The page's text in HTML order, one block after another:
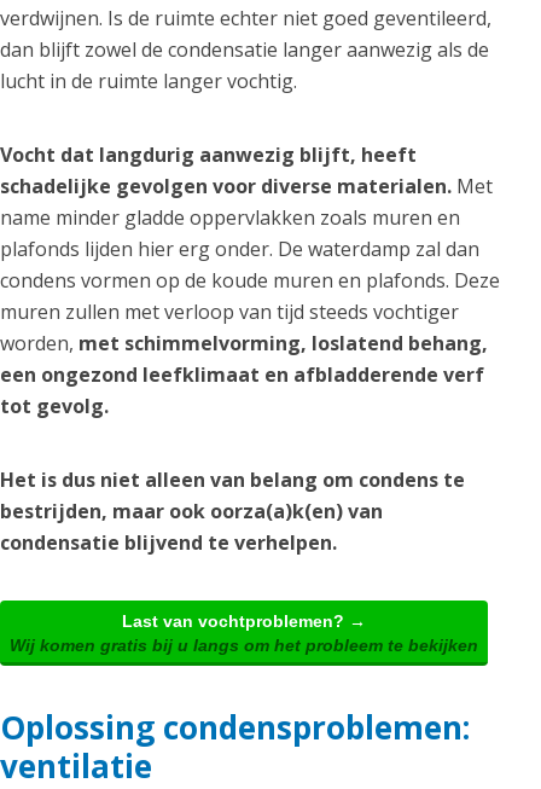
verdwijnen. Is de ruimte echter niet goed geventileerd,
dan blijft zowel de condensatie langer aanwezig als de
lucht in de ruimte langer vochtig.
Vocht dat langdurig aanwezig blijft, heeft
schadelijke gevolgen voor diverse materialen. Met
name minder gladde oppervlakken zoals muren en
plafonds lijden hier erg onder. De waterdamp zal dan
condens vormen op de koude muren en plafonds. Deze
muren zullen met verloop van tijd steeds vochtiger
worden, met schimmelvorming, loslatend behang,
een ongezond leefklimaat en afbladderende verf
tot gevolg.
Het is dus niet alleen van belang om condens te
bestrijden, maar ook oorza(a)k(en) van
condensatie blijvend te verhelpen.
Last van vochtproblemen? →
Wij komen gratis bij u langs om het probleem te bekijken
Oplossing condensproblemen:
ventilatie